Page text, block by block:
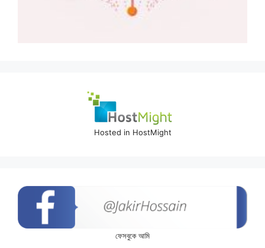
Hosted in HostMight
ফেসবুকে আমি